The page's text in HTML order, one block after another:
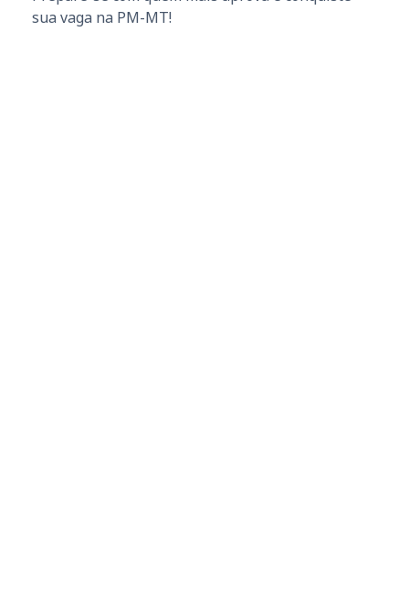
sua vaga na PM-MT!